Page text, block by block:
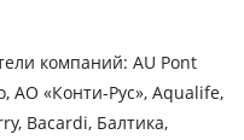
компаний: AU Pont
АО «Конти-Рус», Aqualife,
Bacardi, Балтика,